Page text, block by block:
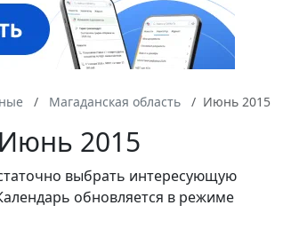
Магаданская область Июнь 2015
2015
выбрать интересующую
обновляется в режиме